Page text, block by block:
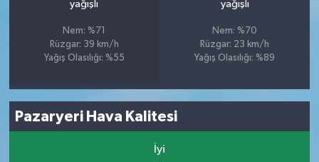
yağışlı
Nem: %71
Rüzgar: 39 km/h
Yağış Olasılığı: %55
yağışlı
Nem: %70
Rüzgar: 23 km/h
Yağış Olasılığı: %89
Pazaryeri Hava Kalitesi
İyi